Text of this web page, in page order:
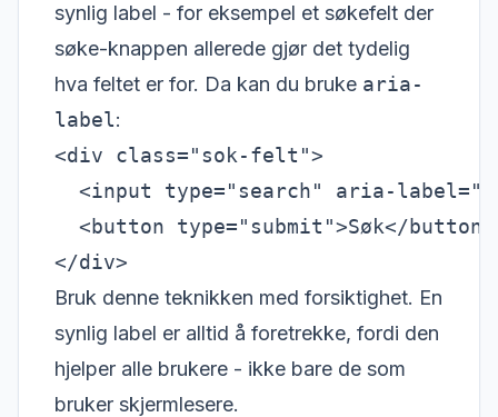
synlig label - for eksempel et søkefelt der
søke-knappen allerede gjør det tydelig
hva feltet er for. Da kan du bruke aria-
label:
<div class="sok-felt">
<input type="search" aria-
  <button type="submit">Søk</button>
Bruk denne teknikken med forsiktighet. En
synlig label er alltid å foretrekke, fordi den
hjelper alle brukere - ikke bare de som
bruker skjermlesere.